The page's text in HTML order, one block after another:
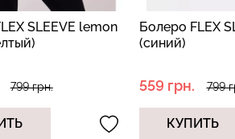
SLEEVE lemon
799 грн.
Болеро FLEX
(синий)
559 грн. 799
КУПИТЬ